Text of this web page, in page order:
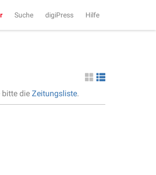
Suche digiPress Hilfe
bitte die Zeitungsliste.